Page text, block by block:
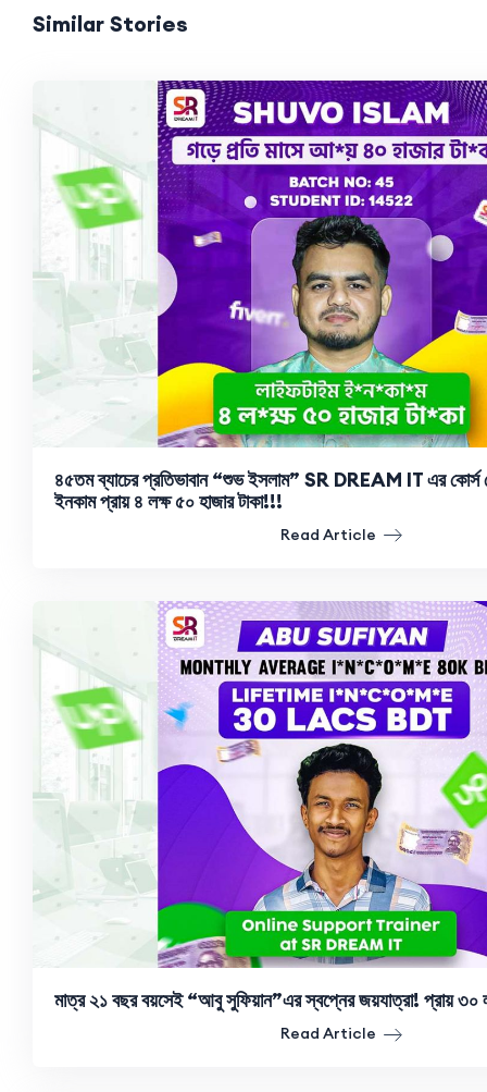
Similar Stories
৪৫তম ব্যাচের প্রতিভাবান “শুভ ইসলাম” SR DREAM IT এর কোর্স
ইনকাম প্রায় ৪ লক্ষ ৫০ হাজার টাকা!!!
Read Article
মাত্র ২১ বছর বয়সেই “আবু সুফিয়ান”এর স্বপ্নের জয়যাত্রা! প্রায় ৩০
Read Article